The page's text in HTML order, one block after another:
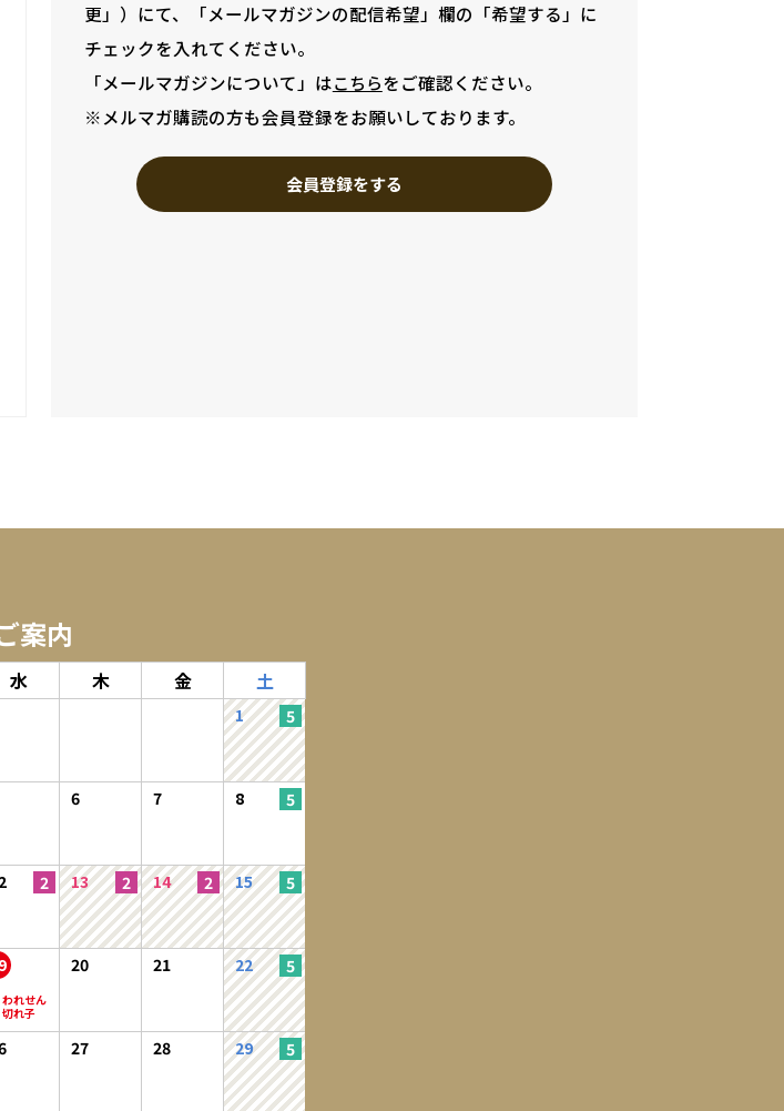
更」）にて、「メールマガジンの配信希望」欄の「希望する」に
チェックを入れてください。
「メールマガジンについて」はこちらをご確認ください。
※メルマガ購読の方も会員登録をお願いしております。
会員登録をする
案内
水 木 金 土
1
6 7 8
13 14 15
20 21 22
27 28 29